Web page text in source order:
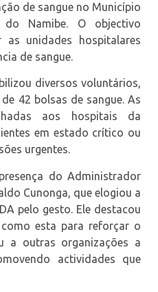
de sangue no Município
do Namibe. O objectivo
unidades hospitalares
de sangue.
diversos voluntários,
42 bolsas de sangue. As
aos hospitais da
em estado crítico ou
urgentes.
do Administrador
Cunonga, que elogiou a
pelo gesto. Ele destacou
esta para reforçar o
a outras organizações a
actividades que